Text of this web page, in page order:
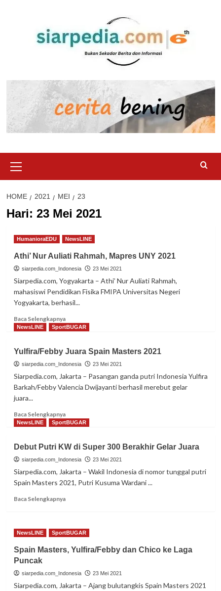
Menu
HOME 2021 MEI 23
Hari: 23 Mei 2021
HumanioraEDU NewsLINE
Athi’ Nur Auliati Rahmah, Mapres UNY 2021
siarpedia.com_Indonesia 23 Mei 2021
Siarpedia.com, Yogyakarta – Athi’ Nur Auliati Rahmah,
mahasiswi Pendidikan Fisika FMIPA Universitas Negeri
Yogyakarta, berhasil...
Baca SelengkapnyaRead
more
Nur
Auliati
Rahmah,
Mapres
NewsLINE SportBUGAR
Yulfira/Febby Juara Spain Masters 2021
siarpedia.com_Indonesia 23 Mei 2021
Siarpedia.com, Jakarta – Pasangan ganda putri Indonesia Yulfira
Barkah/Febby Valencia Dwijayanti berhasil merebut gelar
juara...
Baca SelengkapnyaRead
more
Juara
Spain
Masters
2021
NewsLINE SportBUGAR
Debut Putri KW di Super 300 Berakhir Gelar Juara
siarpedia.com_Indonesia 23 Mei 2021
Siarpedia.com, Jakarta – Wakil Indonesia di nomor tunggal putri
Spain Masters 2021, Putri Kusuma Wardani ...
Baca SelengkapnyaRead
Putri
di
300
Berakhir
NewsLINE SportBUGAR
Spain Masters, Yulfira/Febby dan Chico ke Laga
Puncak
siarpedia.com_Indonesia 23 Mei 2021
Siarpedia.com, Jakarta – Ajang bulutangkis Spain Masters 2021